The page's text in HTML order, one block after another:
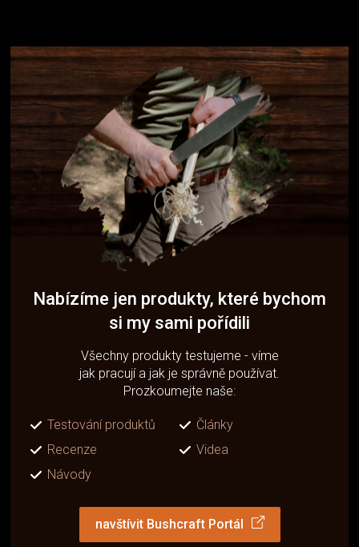
Nabízíme jen produkty, které bychom
si my sami pořídili
Všechny produkty testujeme - víme
jak pracují a jak je správně používat.
Prozkoumejte naše:
Testování produktů
Články
Recenze
Videa
Návody
navštívit Bushcraft Portál